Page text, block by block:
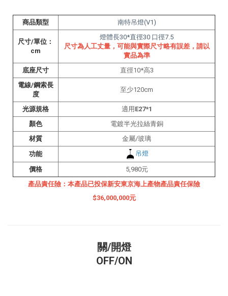
商品類型 南特吊燈(V1)
尺寸/單位：
cm
燈體長30*直徑30 口徑7.5
尺寸為人工丈量， 可能與實際尺寸略有誤差， 請以
實品為準
底座尺寸
直徑10*高3
電線/鋼索長
度
至少120cm
光源規格 適用 E27*1
顏色
電鍍半光拉絲青銅
材質
金屬/玻璃
功能
吊燈
價格 5,980元
產品責任險：本產品已投保新安東京海上產物產品責任保險
$36,000,000元
關/開燈
OFF/ON